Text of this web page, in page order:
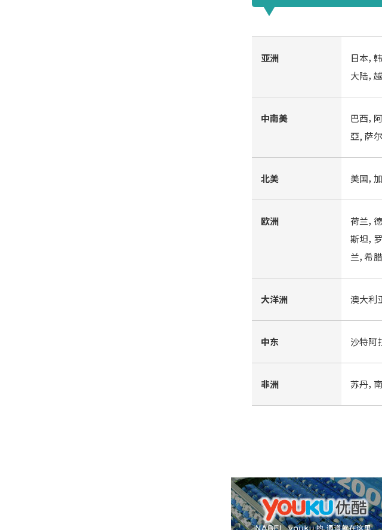
亚洲
日本，
大陆，
中南美
巴西，
亞, 萨
北美 美国，
欧洲
荷兰，
斯坦，
兰，希
大洋洲 澳大利
中东 沙特阿
非洲 苏丹，